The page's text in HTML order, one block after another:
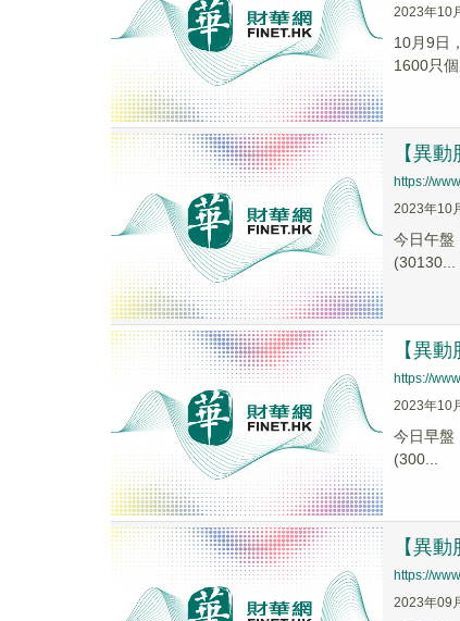
2023年10
10月9日
1600只
【異
https://
2023年10
今日午盤
(30130...
【異
https://
2023年10
今日早盤
(300...
【異
https://
2023年09